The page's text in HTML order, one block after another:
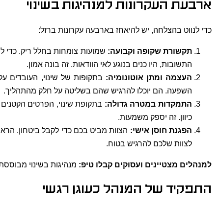
ארבעת העקרונות למנהיגות בשינוי
כדי לנווט בהצלחה, יש להיאחז בארבעה עקרונות ברזל:
תקשורת שקופה וקבועה: שמועות צומחות בחלל ריק. כדי
התשובות, היו כנים בנוגע לאי הוודאות. זה בונה אמון.
העצמה ומתן אוטונומיה: בתקופות של שינוי, העובדים
השפעה. הם יוכלו להרגיש שהם בשליטה על חלק מהתהליך.
התמקדות במטרה גדולה: בתקופת שינוי, הפרטים
כיוון. זה יספק משמעות.
הפגנת חוסן אישי: הצוות מביט בכם כדי לקבל ביטחון.
לצוות שלכם להרגיש בטוח.
למנהלים מצטיינים ועסוקים קבלו טיפ: מנהיגות בשינוי
התפקיד של המנהל כעוגן רגשי